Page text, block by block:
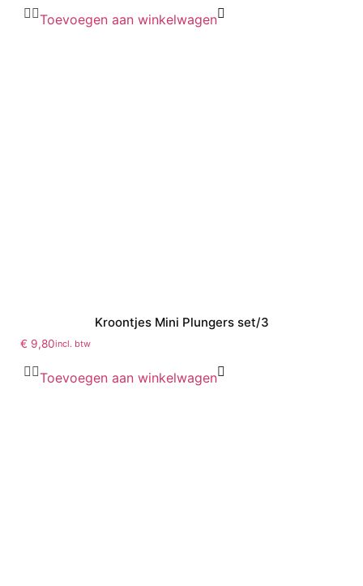
Toevoegen aan winkelwagen
Kroontjes Mini Plungers set/3
€ 9,80incl. btw
Toevoegen aan winkelwagen